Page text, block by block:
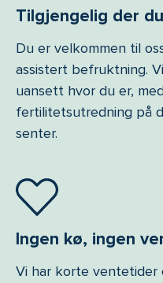
Tilgjengelig der
Du er velkommen til
assistert befruktning.
uansett hvor du er,
fertilitetsutredning på
senter.
Ingen kø, ingen
Vi har korte ventetider